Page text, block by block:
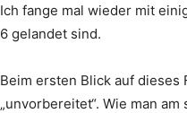
Ich fange mal wieder mit
6 gelandet sind.
Beim ersten Blick auf
„unvorbereitet“. Wie man